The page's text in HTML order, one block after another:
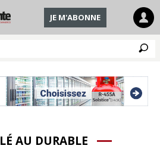
JE M'ABONNE
AU DURABLE